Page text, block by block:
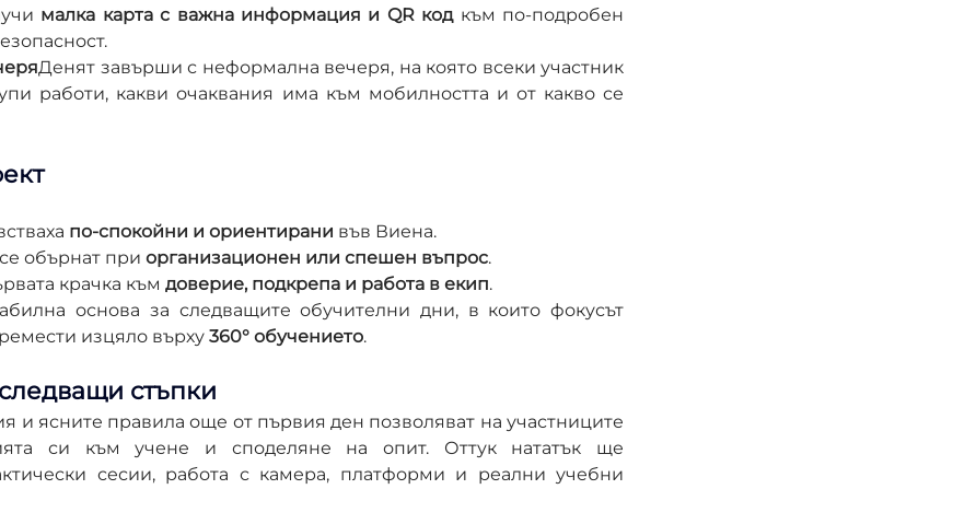
малка карта с важна информация и QR код към по-подробен
Денят завърши с неформална вечеря, на която всеки участник
работи, какви очаквания има към мобилността и от какво се
по-спокойни и ориентирани във Виена.
обърнат при организационен или спешен въпрос.
крачка към доверие, подкрепа и работа в екип.
основа за следващите обучителни дни, в които фокусът
изцяло върху 360° обучението.
стъпки
и ясните правила още от първия ден позволяват на участниците
си към учене и споделяне на опит. Оттук нататък ще
сесии, работа с камера, платформи и реални учебни